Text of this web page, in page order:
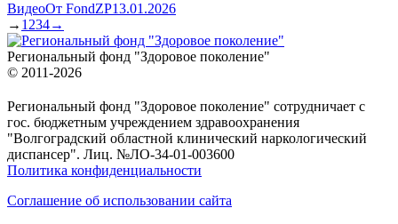
ВидеоОт FondZP13.01.2026
→ 1 234→
Региональный фонд "Здоровое поколение"
© 2011-2026
Региональный фонд "Здоровое поколение" сотрудничает с
гос. бюджетным учреждением здравоохранения
"Волгоградский областной клинический наркологический
диспансер". Лиц. №ЛО-34-01-003600
Политика конфиденциальности
Соглашение об использовании сайта